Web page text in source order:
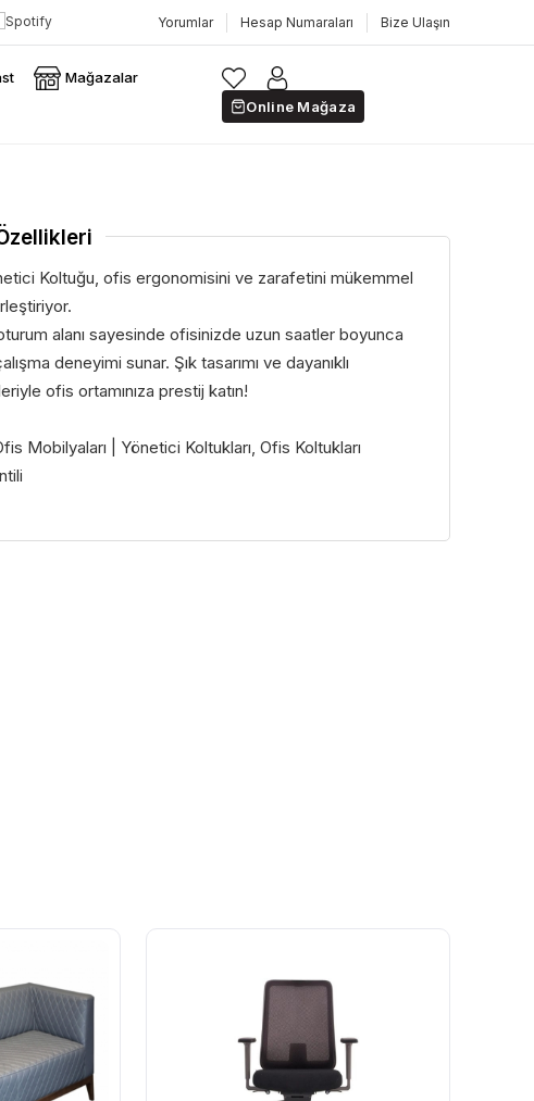
Yorumlar Hesap Numaraları Bize Ulaşın
Mağazalar
Online Mağaza
Koltuğu, ofis ergonomisini ve zarafetini mükemmel
alanı sayesinde ofisinizde uzun saatler boyunca
deneyimi sunar. Şık tasarımı ve dayanıklı
ofis ortamınıza prestij katın!
Mobilyaları | Yönetici Koltukları, Ofis Koltukları